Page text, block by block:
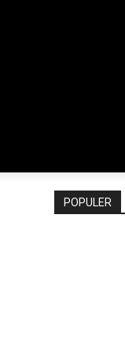
POPULER